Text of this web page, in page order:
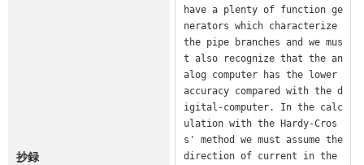
抄録
have a plenty of function ge
nerators which characterize
the pipe branches and we mus
t also recognize that the an
alog computer has the lower
accuracy compared with the d
igital-computer. In the calc
ulation with the Hardy-Cros
s' method we must assume the
direction of current in the